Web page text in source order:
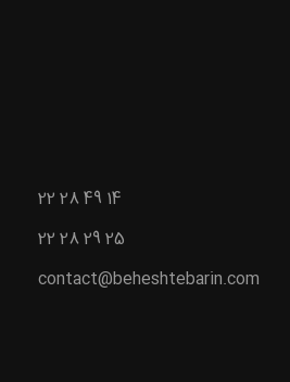
22 28 49 14
22 28 29 25
contact@beheshtebarin.com